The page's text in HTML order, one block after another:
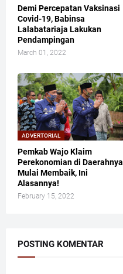
Demi Percepatan Vaksinasi
Covid-19, Babinsa
Lalabatariaja Lakukan
Pendampingan
March 01, 2022
ADVERTORIAL
Pemkab Wajo Klaim
Perekonomian di Daerahnya
Mulai Membaik, Ini
Alasannya!
February 15, 2022
POSTING KOMENTAR